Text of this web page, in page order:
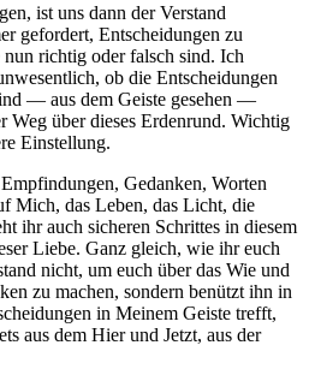
ist uns dann der Verstand
gefordert, Entscheidungen zu
richtig oder falsch sind. Ich
ob die Entscheidungen
— aus dem Geiste gesehen —
Weg über dieses Erdenrund. Wichtig
Einstellung.
Gedanken, Worten
Mich, das Leben, das Licht, die
ihr auch sicheren Schrittes in diesem
Liebe. Ganz gleich, wie ihr euch
nicht, um euch über das Wie und
zu machen, sondern benützt ihn in
in Meinem Geiste trefft,
aus dem Hier und Jetzt, aus der